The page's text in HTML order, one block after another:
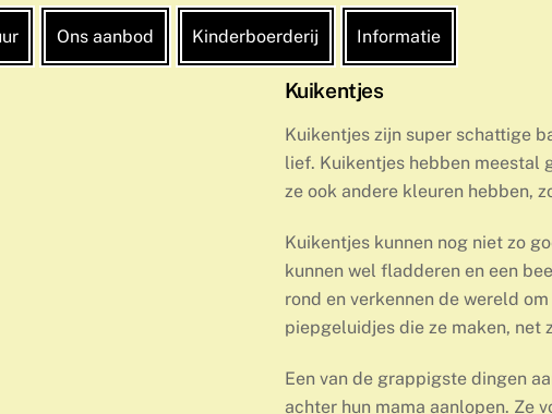
Ons aanbod Kinderboerderij Informatie
Kuikentjes
Kuikentjes zijn super schattige
lief. Kuikentjes hebben meestal
ze ook andere kleuren hebben,
Kuikentjes kunnen nog niet zo
kunnen wel fladderen en een
rond en verkennen de wereld
piepgeluidjes die ze maken, net
Een van de grappigste dingen
achter hun mama aanlopen. Ze